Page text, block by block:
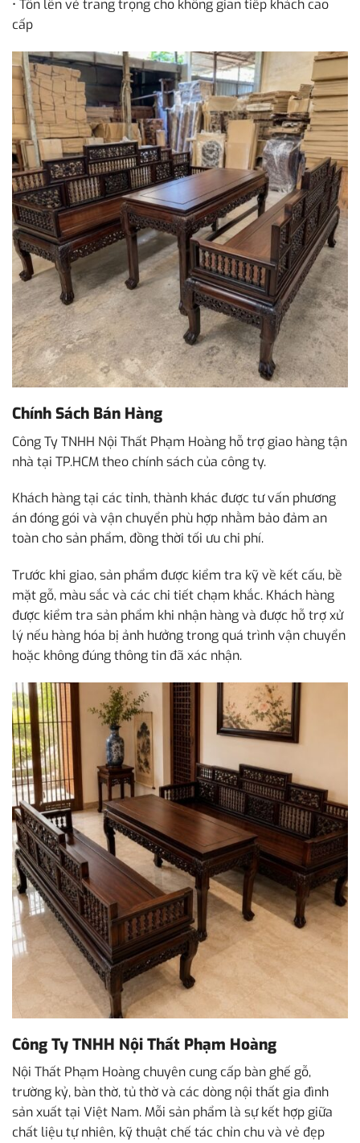
• Tôn lên vẻ trang trọng cho không gian tiếp khách cao
cấp
Chính Sách Bán Hàng
Công Ty TNHH Nội Thất Phạm Hoàng hỗ trợ giao hàng tận
nhà tại TP.HCM theo chính sách của công ty.
Khách hàng tại các tỉnh, thành khác được tư vấn phương
án đóng gói và vận chuyển phù hợp nhằm bảo đảm an
toàn cho sản phẩm, đồng thời tối ưu chi phí.
Trước khi giao, sản phẩm được kiểm tra kỹ về kết cấu, bề
mặt gỗ, màu sắc và các chi tiết chạm khắc. Khách hàng
được kiểm tra sản phẩm khi nhận hàng và được hỗ trợ xử
lý nếu hàng hóa bị ảnh hưởng trong quá trình vận chuyển
hoặc không đúng thông tin đã xác nhận.
Công Ty TNHH Nội Thất Phạm Hoàng
Nội Thất Phạm Hoàng chuyên cung cấp bàn ghế gỗ,
trường kỷ, bàn thờ, tủ thờ và các dòng nội thất gia đình
sản xuất tại Việt Nam. Mỗi sản phẩm là sự kết hợp giữa
chất liệu tự nhiên, kỹ thuật chế tác chỉn chu và vẻ đẹp